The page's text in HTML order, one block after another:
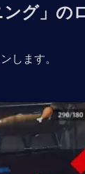
グ」の
します。